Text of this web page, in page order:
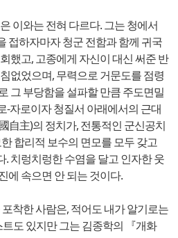
이와는 전혀 다르다. 그는 청에서
접하자마자 청군 전함과 함께 귀국
했고, 고종에게 자신이 대신 써준 반
없었으며, 무력으로 거문도를 점령
그 부당함을 설파할 만큼 주도면밀
-자로이자 청질서 아래에서의 근대
自主)의 정치가, 전통적인 군신공치
합리적 보수의 면모를 모두 갖고
치렁치렁한 수염을 달고 인자한 웃
에 속으면 안 되는 것이다.
착한 사람은, 적어도 내가 알기로는
도 있지만 그는 김종학의 『개화